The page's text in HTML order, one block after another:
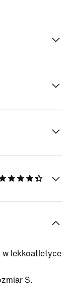
w lekkoatletyce
S.